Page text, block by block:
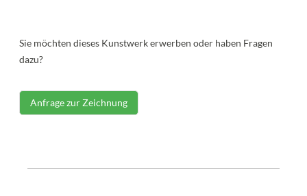
Sie möchten dieses Kunstwerk erwerben oder haben Fragen
dazu?
Anfrage zur Zeichnung